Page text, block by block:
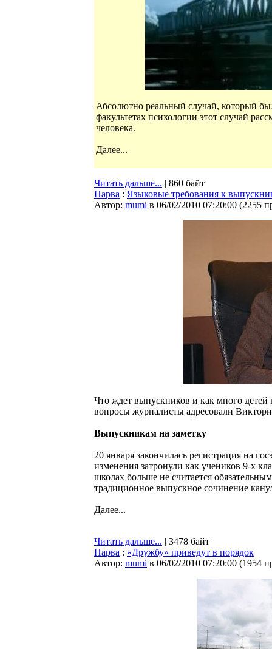
Абсолютно реальный случай, который
факультетах психологии этот случай
человека.
Далее...
Читать дальше... | 860 байт
Нарва : Языковые требования к
Автор: mumi в 06/02/2010 07:20:00 (2255
Что ждет выпускников и как много
вопросы журналисты адресовали
Выпускникам на заметку
20 января закончилась регистрация на
изменения затронули как учеников 9-х
школах больше не считается
традиционное выпускное сочинение
Далее...
Читать дальше... | 3478 байт
Нарва : «Дружбу» приведут в порядок
Автор: mumi в 06/02/2010 07:20:00 (1954